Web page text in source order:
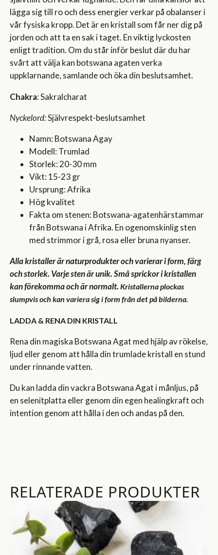
lägga sig till ro och dess energier verkar på obalanser i
vår fysiska kropp. Det är en kristall som får ner dig på
jorden och att ta en sak i taget. En viktig lyckosten
enligt tradition. Om du står inför beslut där du har
svårt att välja kan botswana agaten verka
uppklarnande, samlande och öka din beslutsamhet.
Chakra: Sakralcharat
Nyckelord:Självrespekt-beslutsamhet
Namn: Botswana Agay
Modell: Trumlad
Storlek: 20-30 mm
Vikt: 15-23 gr
Ursprung: Afrika
Hög kvalitet
Fakta om stenen: Botswana-agatenhärstammar
från Botswana i Afrika. En ogenomskinlig sten
med strimmor i grå, rosa eller bruna nyanser.
Alla kristaller är naturprodukter och varierar i form, färg
och storlek. Varje sten är unik. Små sprickor i kristallen
kan förekomma och är normalt. Kristallerna plockas
slumpvis och kan variera sig i form från det på bilderna.
LADDA & RENA DIN KRISTALL
Rena din magiska Botswana Agat med hjälp av rökelse,
ljud eller genom att hålla din trumlade kristall en stund
under rinnande vatten.
Du kan ladda din vackra Botswana Agat i månljus, på
en selenitplatta eller genom din egen healingkraft och
intention genom att hålla i den och andas på den.
RELATERADE PRODUKTER